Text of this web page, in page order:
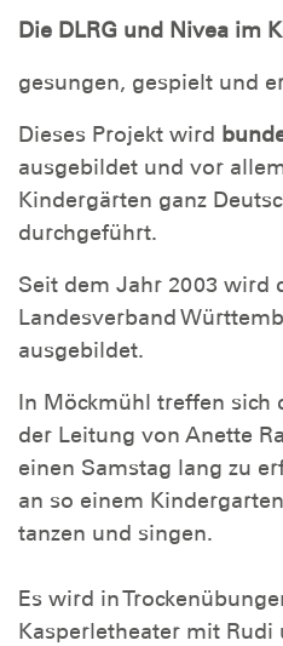
Die DLRG und Nivea im
gesungen, gespielt und
Dieses Projekt wird
ausgebildet und vor
Kindergärten ganz
durchgeführt.
Seit dem Jahr 2003 wird
Landesverband
ausgebildet.
In Möckmühl treffen sich
der Leitung von Anette
einen Samstag lang zu
an so einem
tanzen und singen.
Es wird in
Kasperletheater mit